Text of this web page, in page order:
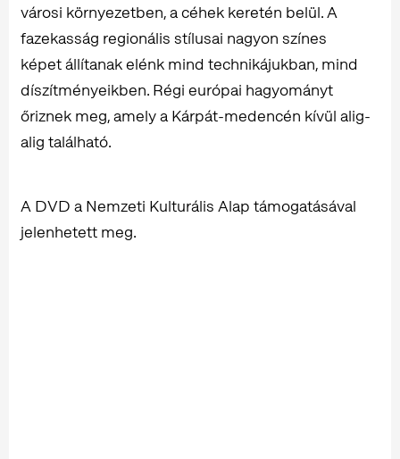
városi környezetben, a céhek keretén belül. A
fazekasság regionális stílusai nagyon színes
képet állítanak elénk mind technikájukban, mind
díszítményeikben. Régi európai hagyományt
őriznek meg, amely a Kárpát-medencén kívül alig-
alig található.
A DVD a Nemzeti Kulturális Alap támogatásával
jelenhetett meg.